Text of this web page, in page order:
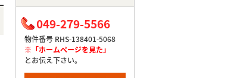
049-279-5566
物件番号 RHS-138401-5068
※「ホームページを見た」
とお伝え下さい。